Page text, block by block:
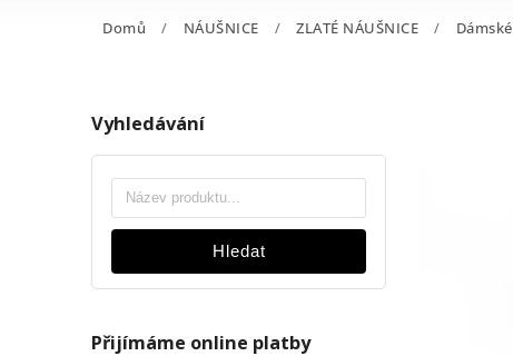
Domů / NÁUŠNICE / ZLATÉ NÁUŠNICE / Dámské
Vyhledávání
Hledat
Přijímáme online platby